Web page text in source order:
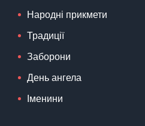
Народні прикмети
Традиції
Заборони
День ангела
Іменини